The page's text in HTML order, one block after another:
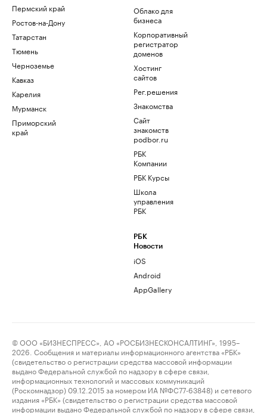
Пермский край
Ростов-на-Дону
Татарстан
Тюмень
Черноземье
Кавказ
Карелия
Мурманск
Приморский
край
Облако для
бизнеса
Корпоративный
регистратор
доменов
Хостинг
сайтов
Рег.решения
Знакомства
Сайт
знакомств
podbor.ru
РБК
Компании
РБК Курсы
Школа
управления
РБК
РБК
Новости
iOS
Android
AppGallery
© ООО «БИЗНЕСПРЕСС», АО «РОСБИЗНЕСКОНСАЛТИНГ», 1995–
2026. Сообщения и материалы информационного агентства «РБК»
(свидетельство о регистрации средства массовой информации
выдано Федеральной службой по надзору в сфере связи,
информационных технологий и массовых коммуникаций
(Роскомнадзор) 09.12.2015 за номером ИА №ФС77-63848) и сетевого
издания «РБК» (свидетельство о регистрации средства массовой
информации выдано Федеральной службой по надзору в сфере связи,